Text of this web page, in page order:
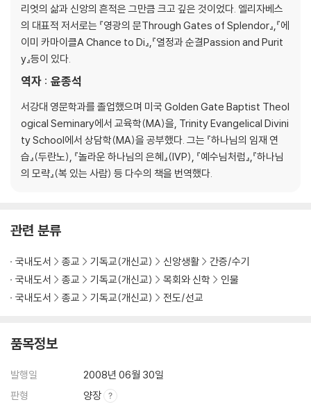
4부 에콰도르(1952-1956년)
출항
인간의 초라한 꿈
그분의 뜻의 성취
믿음의 세 가지 도전
이는 우리 하나님이시라
사역의 틀
사명 완수
에필로그
리엇의 삶과 신앙의 흔적은 그만큼 크고 깊은 것이었다. 엘리자베스
의 대표적 저서로는 『영광의 문Through Gates of Splendor』,『에
이미 카마이클A Chance to Di』,『열정과 순결Passion and Purit
y』등이 있다.
역자 : 윤종석
서강대 영문학과를 졸업했으며 미국 Golden Gate Baptist Theol
ogical Seminary에서 교육학(MA)을, Trinity Evangelical Divini
ty School에서 상담학(MA)을 공부했다. 그는 『하나님의 임재 연
습』(두란노), 『놀라운 하나님의 은혜』(IVP), 『예수님처럼』,『하나님
의 모략』(복 있는 사람) 등 다수의 책을 번역했다.
관련 분류
국내도서 종교 기독교(개신교) 신앙생활
간증/수기
국내도서
종교 기독교(개신교) 목회와 신학
인물
국내도서
종교 기독교(개신교) 전도/선교
품목정보
발행일
2008년 06월 30일
판형
양장